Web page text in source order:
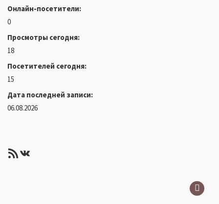
Онлайн-посетители:
0
Просмотры сегодня:
18
Посетителей сегодня:
15
Дата последней записи:
06.08.2026
RSS-лентаВКонтакте